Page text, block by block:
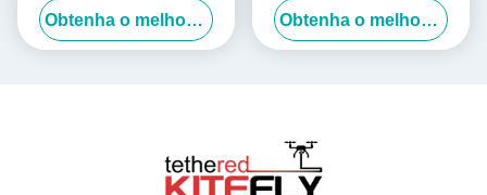
Obtenha o melhor preço Obtenha o melhor preço